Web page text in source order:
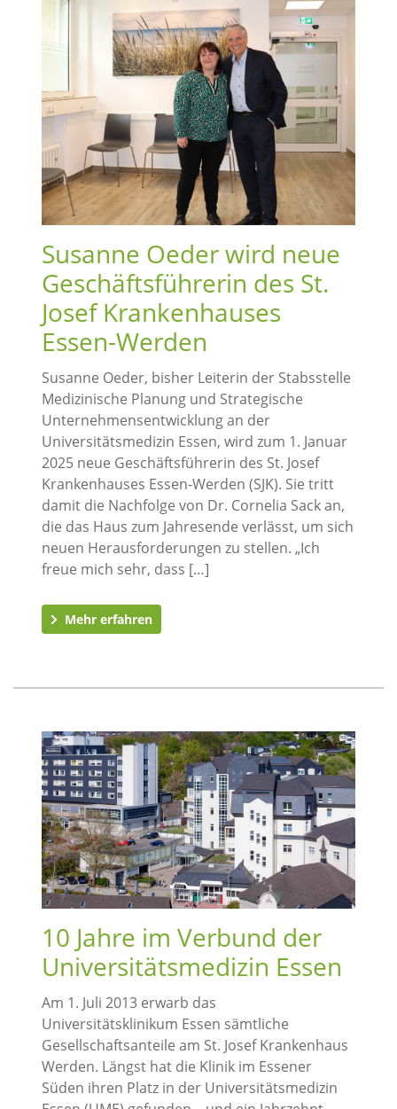
Susanne Oeder wird neue
Geschäftsführerin des St.
Josef Krankenhauses
Essen-Werden
Susanne Oeder, bisher Leiterin der Stabsstelle
Medizinische Planung und Strategische
Unternehmensentwicklung an der
Universitätsmedizin Essen, wird zum 1. Januar
2025 neue Geschäftsführerin des St. Josef
Krankenhauses Essen-Werden (SJK). Sie tritt
damit die Nachfolge von Dr. Cornelia Sack an,
die das Haus zum Jahresende verlässt, um sich
neuen Herausforderungen zu stellen. „Ich
freue mich sehr, dass […]
Mehr erfahren
10 Jahre im Verbund der
Universitätsmedizin Essen
Am 1. Juli 2013 erwarb das
Universitätsklinikum Essen sämtliche
Gesellschaftsanteile am St. Josef Krankenhaus
Werden. Längst hat die Klinik im Essener
Süden ihren Platz in der Universitätsmedizin